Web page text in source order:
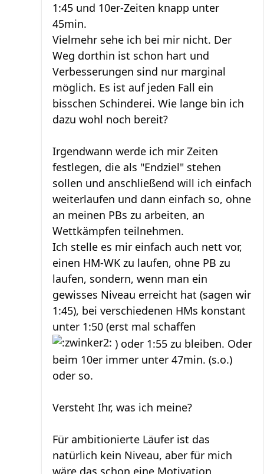
1:45 und 10er-Zeiten knapp unter
45min.
Vielmehr sehe ich bei mir nicht. Der
Weg dorthin ist schon hart und
Verbesserungen sind nur marginal
möglich. Es ist auf jeden Fall ein
bisschen Schinderei. Wie lange bin ich
dazu wohl noch bereit?
Irgendwann werde ich mir Zeiten
festlegen, die als "Endziel" stehen
sollen und anschließend will ich einfach
weiterlaufen und dann einfach so, ohne
an meinen PBs zu arbeiten, an
Wettkämpfen teilnehmen.
Ich stelle es mir einfach auch nett vor,
einen HM-WK zu laufen, ohne PB zu
laufen, sondern, wenn man ein
gewisses Niveau erreicht hat (sagen wir
1:45), bei verschiedenen HMs konstant
unter 1:50 (erst mal schaffen
) oder 1:55 zu bleiben. Oder
beim 10er immer unter 47min. (s.o.)
oder so.
Versteht Ihr, was ich meine?
Für ambitionierte Läufer ist das
natürlich kein Niveau, aber für mich
wäre das schon eine Motivation,